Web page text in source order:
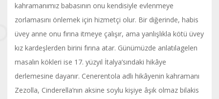
kahramanımız babasının onu kendisiyle evlenmeye
zorlamasını önlemek için hizmetçi olur. Bir diğerinde, habis
üvey anne onu fırına itmeye çalışır, ama yanlışlıkla kötü üvey
kız kardeşlerden birini fırına atar. Günümüzde anlatılagelen
masalın kökleri ise 17. yüzyıl İtalya’sındaki hikâye
derlemesine dayanır. Cenerentola adlı hikâyenin kahramanı
Zezolla, Cinderella’nın aksine soylu kişiye âşık olmaz bilakis